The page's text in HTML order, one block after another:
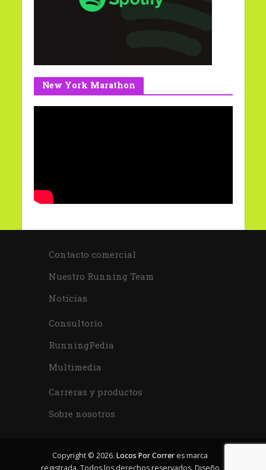
New York Marathon
Contacto comercial
Nuestro Running Team
Noticias
Consultorio
RunningPedia
Multimedia
Carreras y productos
Sobre nosotros
Copyright © 2026. Locos Por Correr es marca